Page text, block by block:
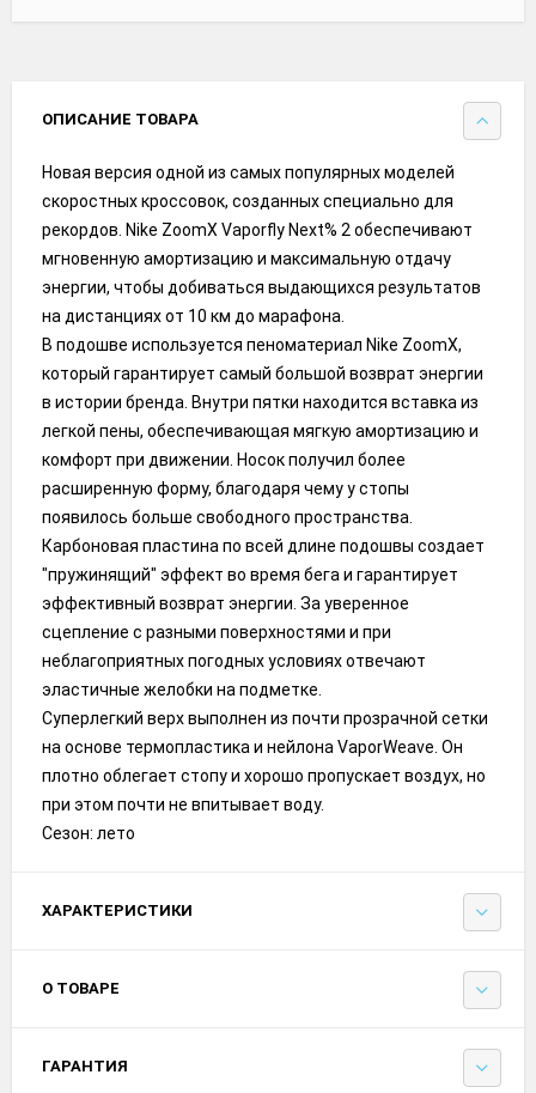
ОПИСАНИЕ ТОВАРА
Новая версия одной из самых популярных моделей
скоростных кроссовок, созданных специально для
рекордов. Nike ZoomX Vaporfly Next% 2 обеспечивают
мгновенную амортизацию и максимальную отдачу
энергии, чтобы добиваться выдающихся результатов
на дистанциях от 10 км до марафона.
В подошве используется пеноматериал Nike ZoomX,
который гарантирует самый большой возврат энергии
в истории бренда. Внутри пятки находится вставка из
легкой пены, обеспечивающая мягкую амортизацию и
комфорт при движении. Носок получил более
расширенную форму, благодаря чему у стопы
появилось больше свободного пространства.
Карбоновая пластина по всей длине подошвы создает
"пружинящий" эффект во время бега и гарантирует
эффективный возврат энергии. За уверенное
сцепление с разными поверхностями и при
неблагоприятных погодных условиях отвечают
эластичные желобки на подметке.
Суперлегкий верх выполнен из почти прозрачной сетки
на основе термопластика и нейлона VaporWeave. Он
плотно облегает стопу и хорошо пропускает воздух, но
при этом почти не впитывает воду.
Сезон: лето
ХАРАКТЕРИСТИКИ
О ТОВАРЕ
ГАРАНТИЯ